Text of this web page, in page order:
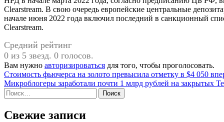
Clearstream. В свою очередь европейские центральные
начале июня 2022 года включил последний в санкционный
Clearstream.
Средний рейтинг
0 из 5 звезд. 0 голосов.
Вам нужно авторизироваться для того, чтобы проголосовать.
Навигация
по
записям
Стоимость фьючерса на золото превысила отметку в $4 050
Микроблогеры заработали почти 1 млрд рублей на закрытых
Найти:
Свежие записи